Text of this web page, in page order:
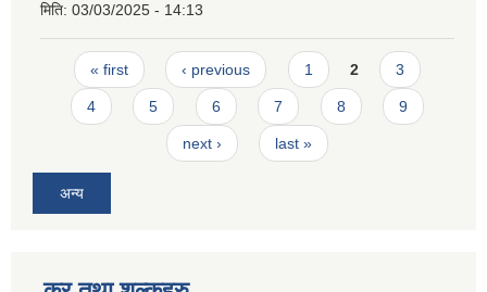
मिति: 03/03/2025 - 14:13
Pages
« first ‹ previous 1 2 3
4 5 6 7 8 9
next › last »
अन्य